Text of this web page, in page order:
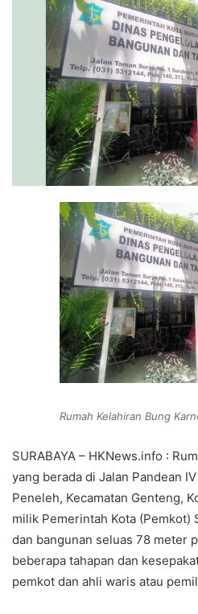
Rumah Kelahiran Bung
SURABAYA – HKNews.info :
yang berada di Jalan Pandean
Peneleh, Kecamatan Genteng,
milik Pemerintah Kota (Pemkot)
dan bangunan seluas 78 meter
beberapa tahapan dan
pemkot dan ahli waris atau